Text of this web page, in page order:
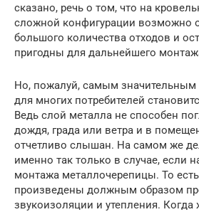
сказано, речь о том, что на
сложной конфигурации возможно
большого количества отходов и
пригодны для дальнейшего
Но, пожалуй, самым значительным
для многих потребителей
Ведь слой металла не способен
дождя, града или ветра и в
отчетливо слышан. На самом же
именно так только в случае, если
монтажа металлочерепицы. То
произведены должным образом
звукоизоляции и утепления. Когда